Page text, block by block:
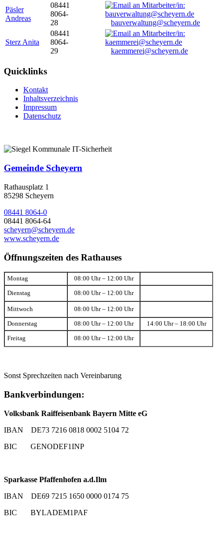
Päsler
Andreas
08441
8064-
28
bauverwaltung@scheyern.de
Sterz Anita
08441
8064-
29
kaemmerei@scheyern.de
Quicklinks
Kontakt
Inhaltsverzeichnis
Impressum
Datenschutz
Gemeinde Scheyern
Rathausplatz 1
85298 Scheyern
08441 8064-0
08441 8064-64
scheyern@scheyern.de
www.scheyern.de
Öffnungszeiten des Rathauses
Montag 08:00 Uhr – 12:00 Uhr
Dienstag 08:00 Uhr – 12:00 Uhr
Mittwoch 08:00 Uhr – 12:00 Uhr
Donnerstag 08:00 Uhr – 12:00 Uhr 14:00 Uhr – 18:00 Uhr
Freitag 08:00 Uhr – 12:00 Uhr
Sonst Sprechzeiten nach Vereinbarung
Bankverbindungen:
Volksbank Raiffeisenbank Bayern Mitte eG
IBAN DE73 7216 0818 0002 5104 72
BIC GENODEF1INP
Sparkasse Pfaffenhofen a.d.Ilm
IBAN DE69 7215 1650 0000 0174 75
BIC BYLADEM1PAF